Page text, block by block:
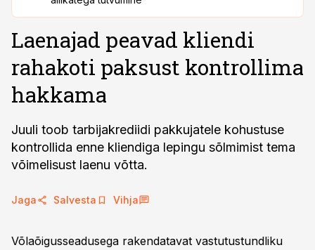
Laenajad peavad kliendi
rahakoti paksust kontrollima
hakkama
Juuli toob tarbijakrediidi pakkujatele kohustuse
kontrollida enne kliendiga lepingu sõlmimist tema
võimelisust laenu võtta.
Jaga Salvesta Vihja
Võlaõigusseadusega rakendatavat vastutustundliku